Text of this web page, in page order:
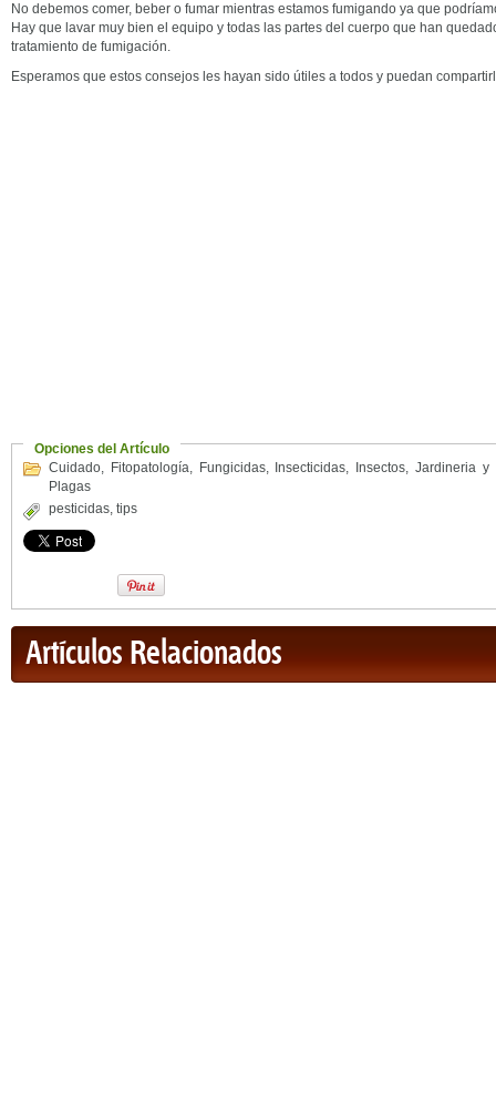
No debemos comer, beber o fumar mientras estamos fumigando ya que
Hay que lavar muy bien el equipo y todas las partes del cuerpo que han
tratamiento de fumigación.
Esperamos que estos consejos les hayan sido útiles a todos y puedan
Opciones del Artículo
Cuidado, Fitopatología, Fungicidas, Insecticidas, Insectos,Jardineria y
Plagas
pesticidas, tips
Artículos Relacionados